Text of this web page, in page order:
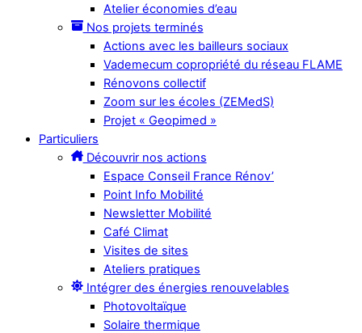
Atelier économies d’eau
Nos projets terminés
Actions avec les bailleurs sociaux
Vademecum copropriété du réseau FLAME
Rénovons collectif
Zoom sur les écoles (ZEMedS)
Projet « Geopimed »
Particuliers
Découvrir nos actions
Espace Conseil France Rénov’
Point Info Mobilité
Newsletter Mobilité
Café Climat
Visites de sites
Ateliers pratiques
Intégrer des énergies renouvelables
Photovoltaïque
Solaire thermique